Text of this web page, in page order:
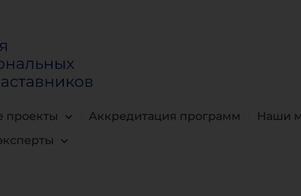
проекты Аккредитация программ
Наши